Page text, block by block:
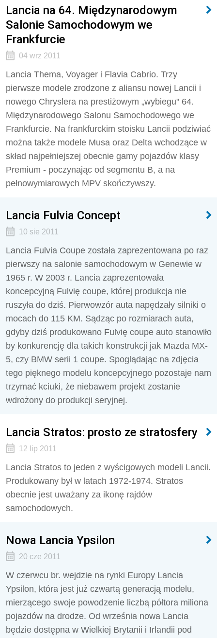
Lancia na 64. Międzynarodowym
Salonie Samochodowym we
Frankfurcie
04 wrz 2011
Lancia Thema, Voyager i Flavia Cabrio. Trzy
pierwsze modele zrodzone z aliansu nowej Lancii i
nowego Chryslera na prestiżowym „wybiegu" 64.
Międzynarodowego Salonu Samochodowego we
Frankfurcie. Na frankfurckim stoisku Lancii podziwiać
można także modele Musa oraz Delta wchodzące w
skład najpełniejszej obecnie gamy pojazdów klasy
Premium - poczynając od segmentu B, a na
pełnowymiarowych MPV skończywszy.
Lancia Fulvia Concept
10 sie 2011
Lancia Fulvia Coupe została zaprezentowana po raz
pierwszy na salonie samochodowym w Genewie w
1965 r. W 2003 r. Lancia zaprezentowała
koncepcyjną Fulvię coupe, której produkcja nie
ruszyła do dziś. Pierwowzór auta napędzały silniki o
mocach do 115 KM. Sądząc po rozmiarach auta,
gdyby dziś produkowano Fulvię coupe auto stanowiło
by konkurencję dla takich konstrukcji jak Mazda MX-
5, czy BMW serii 1 coupe. Spoglądając na zdjęcia
tego pięknego modelu koncepcyjnego pozostaje nam
trzymać kciuki, że niebawem projekt zostanie
wdrożony do produkcji seryjnej.
Lancia Stratos: prosto ze stratosfery
12 lip 2011
Lancia Stratos to jeden z wyścigowych modeli Lancii.
Produkowany był w latach 1972-1974. Stratos
obecnie jest uważany za ikonę rajdów
samochodowych.
Nowa Lancia Ypsilon
20 cze 2011
W czerwcu br. wejdzie na rynki Europy Lancia
Ypsilon, która jest już czwartą generacją modelu,
mierzącego swoje powodzenie liczbą półtora miliona
pojazdów na drodze. Od września nowa Lancia
będzie dostępna w Wielkiej Brytanii i Irlandii pod